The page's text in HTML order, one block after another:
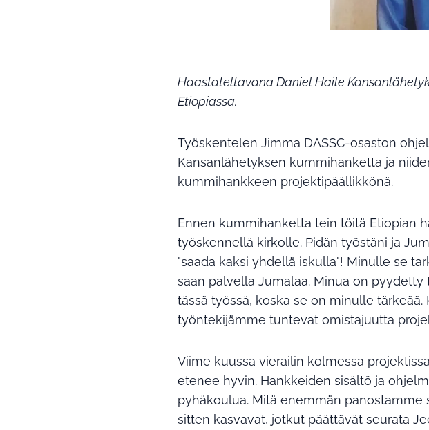
Haastateltavana Daniel Haile
Etiopiassa.
Työskentelen Jimma DASSC-osaston
Kansanlähetyksen kummihanketta ja
kummihankkeen projektipäällikkönä.
Ennen kummihanketta tein töitä Etiopian
työskennellä kirkolle. Pidän työstäni ja
"saada kaksi yhdellä iskulla"! Minulle se
saan palvella Jumalaa. Minua on
tässä työssä, koska se on minulle
työntekijämme tuntevat omistajuutta
Viime kuussa vierailin kolmessa
etenee hyvin. Hankkeiden sisältö ja
pyhäkoulua. Mitä enemmän panostamme
sitten kasvavat, jotkut päättävät seurata